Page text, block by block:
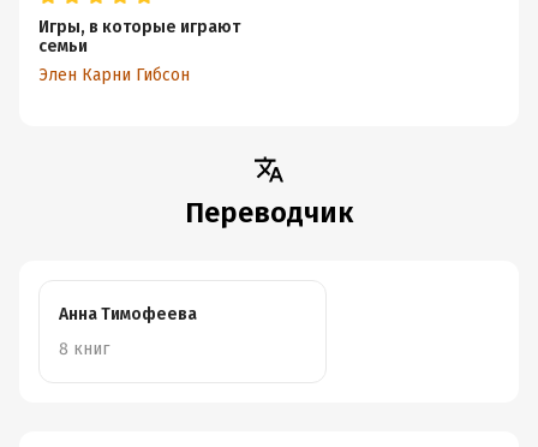
Игры, в которые играют
семьи
Элен Карни Гибсон
Переводчик
Анна Тимофеева
8 книг